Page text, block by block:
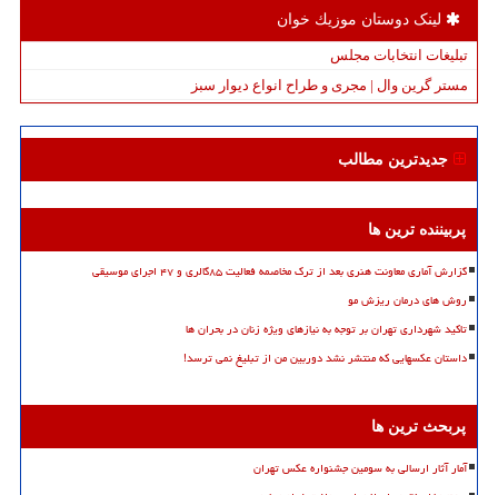
لینک دوستان موزیك خوان
تبلیغات انتخابات مجلس
مستر گرین وال | مجری و طراح انواع دیوار سبز
جدیدترین مطالب
پربیننده ترین ها
گزارش آماری معاونت هنری بعد از ترک مخاصمه فعالیت ۸۵گالری و ۴۷ اجرای موسیقی
روش های درمان ریزش مو
تاکید شهرداری تهران بر توجه به نیازهای ویژه زنان در بحران ها
داستان عکسهایی که منتشر نشد دوربین من از تبلیغ نمی ترسد!
پربحث ترین ها
آمار آثار ارسالی به سومین جشنواره عکس تهران